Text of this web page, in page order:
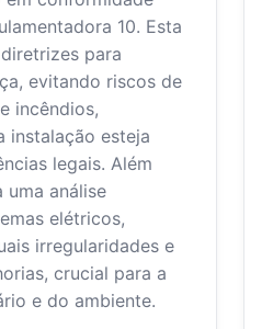
10. Esta
para
evitando riscos de
incêndios,
instalação esteja
legais. Além
uma análise
elétricos,
irregularidades e
crucial para a
e do ambiente.